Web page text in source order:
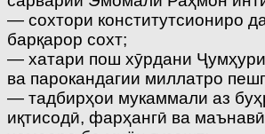
— сохтори конститутсиониро
барқарор сохт;
— хатари пош хӯрдани
ва парокандагии миллатро
— тадбирҳои мукаммали аз
иқтисодӣ, фарҳангӣ ва